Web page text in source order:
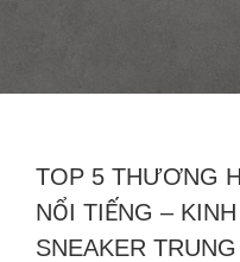
TOP 5 THƯƠNG
NỔI TIẾNG –
SNEAKER